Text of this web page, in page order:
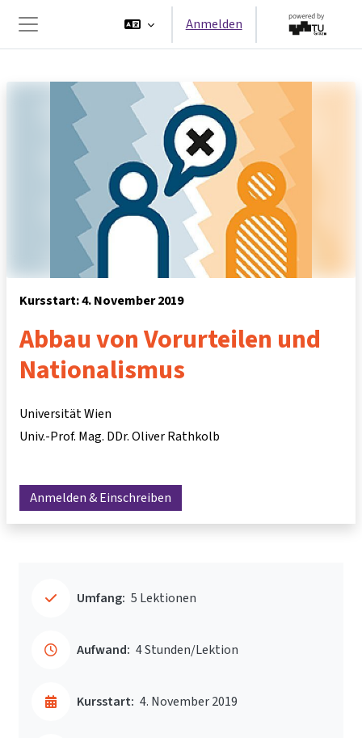
Website-Übersicht
Anmelden
Kursstart: 4. November 2019
Abbau von Vorurteilen und
Nationalismus
Universität Wien
Univ.-Prof. Mag. DDr. Oliver Rathkolb
Anmelden & Einschreiben
Umfang: 5 Lektionen
Aufwand: 4 Stunden/Lektion
Kursstart: 4. November 2019